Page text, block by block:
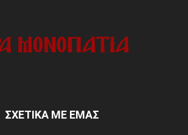
ΣΧΕΤΙΚΑ ΜΕ ΕΜΑΣ